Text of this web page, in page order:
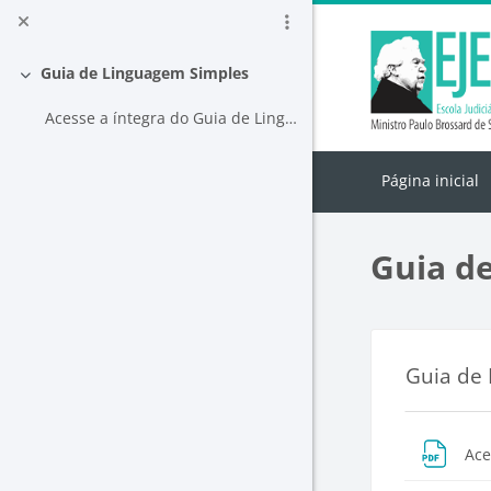
Ir para o conteúdo principal
Contrair
Guia de Linguagem Simples
Acesse a íntegra do Guia de Linguagem Simples do TRE-RS
Página inicial
Guia
Blocos
Guia de